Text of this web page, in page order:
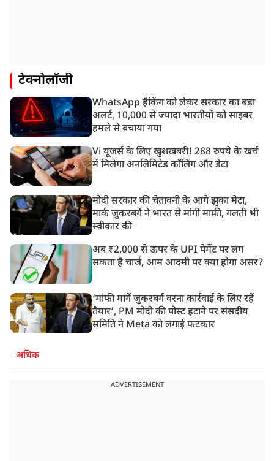
टेक्नोलॉजी
WhatsApp हैकिंग को लेकर सरकार का बड़ा
अलर्ट, 10,000 से ज्यादा भारतीयों को साइबर
हमले से बचाया गया
Vi यूजर्स के लिए खुशखबरी! 288 रुपये के खर्च
में मिलेगा अनलिमिटेड कॉलिंग और डेटा
मोदी सरकार की चेतावनी के आगे झुका मेटा,
मार्क ज़ुकरबर्ग ने भारत से मांगी माफ़ी, गलती भी
स्वीकार की
अब ₹2,000 से ऊपर के UPI पेमेंट पर लग
सकता है चार्ज, आम आदमी पर क्या होगा असर?
‘मांफी मांगें जुकरबर्ग वरना कार्रवाई के लिए रहें
तैयार’, PM मोदी की पोस्ट हटाने पर संसदीय
समिति ने Meta को लगाई फटकार
अधिक
ADVERTISEMENT